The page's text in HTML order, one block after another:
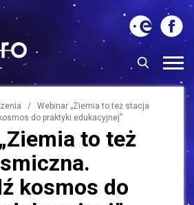
/ Webinar „Ziemia to też stacja
do praktyki edukacyjnej”
to też
kosmos do